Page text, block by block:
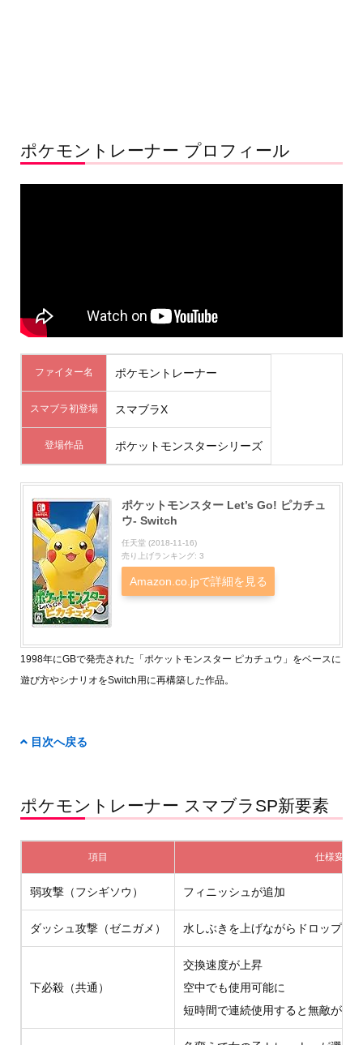
ポケモントレーナー プロフィール
ファイター名 ポケモントレーナー
スマブラ初登場 スマブラX
登場作品 ポケットモンスターシリーズ
ポケットモンスター Let’s Go! ピカチュ
ウ- Switch
任天堂 (2018-11-16)
売り上げランキング: 3
Amazon.co.jpで詳細を見る
1998年にGBで発売された「ポケットモンスター ピカチュウ」をベースに
遊び方やシナリオをSwitch用に再構築した作品。
目次へ戻る
ポケモントレーナー スマブラSP新要素
項目 仕様変更
弱攻撃（フシギソウ） フィニッシュが追加
ダッシュ攻撃（ゼニガメ） 水しぶきを上げながらドロップキ
下必殺（共通）
交換速度が上昇
空中でも使用可能に
短時間で連続使用すると無敵がつ